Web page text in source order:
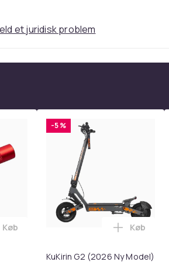
et juridisk problem
yoga og
- make up spejl med belysning -
Læg Bilrude Knuser med
Køb
-5 %
KuKirin G2 (2026 Ny Model)
Læg
Køb